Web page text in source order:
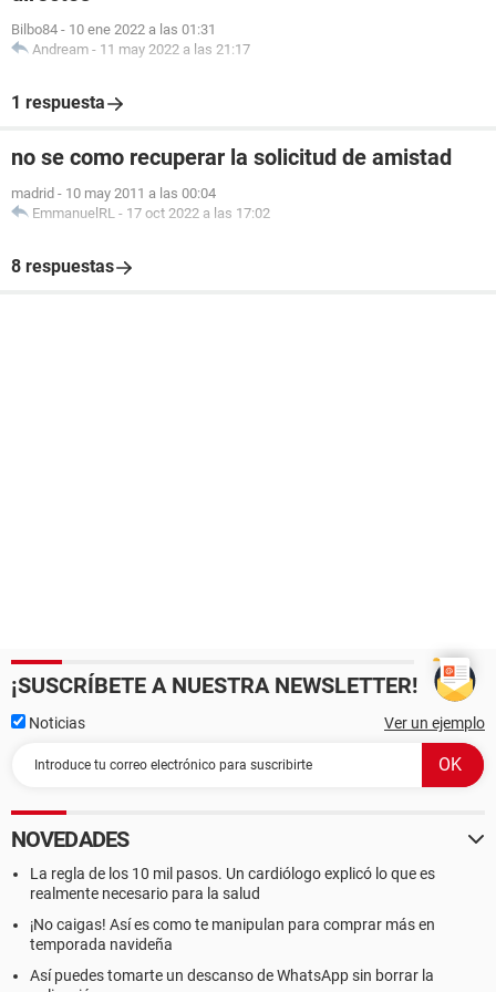
Bilbo84 - 10 ene 2022 a las 01:31
Andream - 11 may 2022 a las 21:17
1 respuesta
no se como recuperar la solicitud de amistad
madrid - 10 may 2011 a las 00:04
EmmanuelRL - 17 oct 2022 a las 17:02
8 respuestas
¡SUSCRÍBETE A NUESTRA NEWSLETTER!
Noticias Ver un ejemplo
NOVEDADES
La regla de los 10 mil pasos. Un cardiólogo explicó lo que es
realmente necesario para la salud
¡No caigas! Así es como te manipulan para comprar más en
temporada navideña
Así puedes tomarte un descanso de WhatsApp sin borrar la